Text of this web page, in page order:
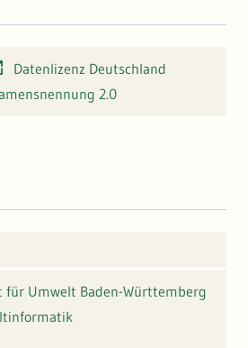
Datenlizenz Deutschland
2.0
für Umwelt Baden-Württemberg